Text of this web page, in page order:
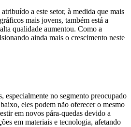
a este setor, à medida que mais
mais jovens, também está a
qualidade aumentou. Como a
ainda mais o crescimento neste
especialmente no segmento preocupado
eles podem não oferecer o mesmo
em novos pára-quedas devido a
em materiais e tecnologia, afetando